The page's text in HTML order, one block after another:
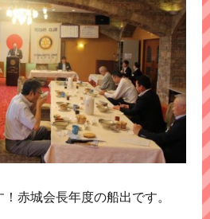
赤城会長年度の船出です。